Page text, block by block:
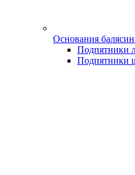
Основания
Подпятники
Подпятники